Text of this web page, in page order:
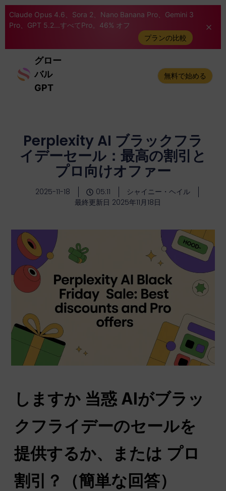
Claude Opus 4.6、Sora 2、Nano Banana Pro、Gemini 3
Pro、GPT 5.2...すべてPro。46% オフ
プランの比較
グロー
バル
GPT
無料で始める
Perplexity AI ブラックフラ
イデーセール：最高の割引と
プロ向けオファー
2025-11-18 05:11
シャイニー・ヘイル
最終更新日 2025年11月18日
しますか 当惑 AIがブラッ
クフライデーのセールを
提供するか、または プロ
割引？（簡単な回答）